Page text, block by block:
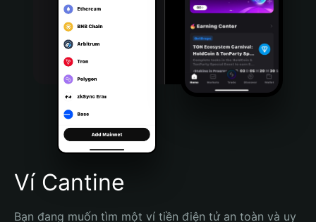
Português (Portugal)
Bahasa Indonesia
Português (Brasil)
Español (Argentina)
Ví Cantine
Bạn đang muốn tìm một ví tiền điện tử an toàn và uy